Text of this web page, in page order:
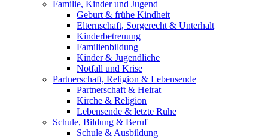
Familie, Kinder und Jugend
Geburt & frühe Kindheit
Elternschaft, Sorgerecht & Unterhalt
Kinderbetreuung
Familienbildung
Kinder & Jugendliche
Notfall und Krise
Partnerschaft, Religion & Lebensende
Partnerschaft & Heirat
Kirche & Religion
Lebensende & letzte Ruhe
Schule, Bildung & Beruf
Schule & Ausbildung